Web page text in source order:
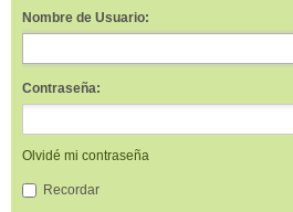
Nombre de Usuario:
Contraseña:
Olvidé mi contraseña
Recordar